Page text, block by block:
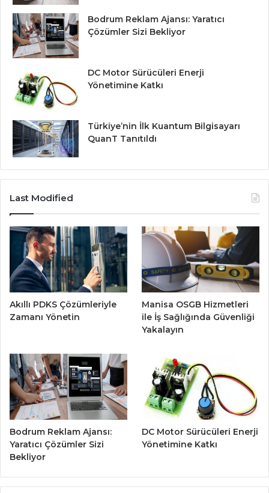
Bodrum Reklam Ajansı: Yaratıcı
Çözümler Sizi Bekliyor
DC Motor Sürücüleri Enerji
Yönetimine Katkı
Türkiye’nin İlk Kuantum Bilgisayarı
QuanT Tanıtıldı
Last Modified
Akıllı PDKS Çözümleriyle
Zamanı Yönetin
Manisa OSGB Hizmetleri
ile İş Sağlığında Güvenliği
Yakalayın
Bodrum Reklam Ajansı:
Yaratıcı Çözümler Sizi
Bekliyor
DC Motor Sürücüleri Enerji
Yönetimine Katkı